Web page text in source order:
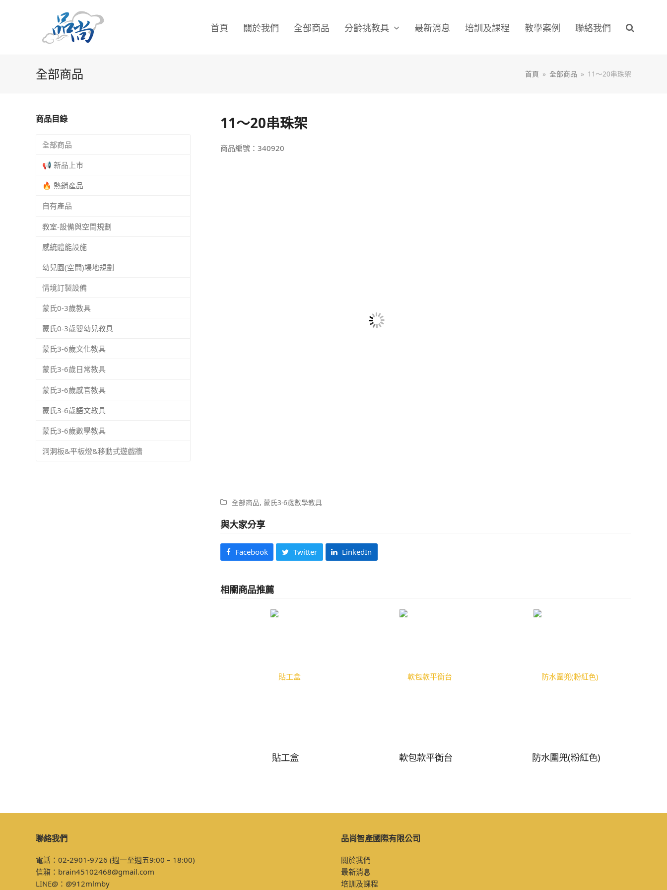
首頁 關於我們 全部商品 分齡挑教具 最新消息 培訓及課程 教學案例 聯絡我們
全部商品 首頁 » 全部商品 » 11～20串珠架
11～20串珠架
商品編號：340920
全部商品, 蒙氏3-6歲數學教具
與大家分享
Facebook Twitter LinkedIn
相關商品推薦
貼工盒 軟包款平衡台 防水圍兜(粉紅色)
商品目錄
全部商品
📢 新品上市
🔥 熱銷產品
自有產品
教室-設備與空間規劃
感統體能設施
幼兒園(空間)場地規劃
情境訂製設備
蒙氏0-3歲教具
蒙氏0-3歲嬰幼兒教具
蒙氏3-6歲文化教具
蒙氏3-6歲日常教具
蒙氏3-6歲感官教具
蒙氏3-6歲語文教具
蒙氏3-6歲數學教具
洞洞板&平板燈&移動式遊戲牆
聯絡我們
電話：02-2901-9726 (週一至週五9:00 – 18:00)
信箱： brain45102468@gmail.com
LINE@： @912mlmby
品尚智產國際有限公司
關於我們
最新消息
培訓及課程